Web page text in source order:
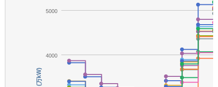
(万kW)
4000
5000